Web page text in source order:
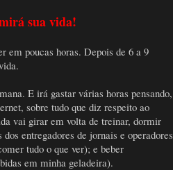
sua vida!
em poucas horas. Depois de 6 a 9
E irá gastar várias horas pensando,
sobre tudo que diz respeito ao
vai girar em volta de treinar, dormir
entregadores de jornais e operadores
tudo o que ver); e beber
em minha geladeira).